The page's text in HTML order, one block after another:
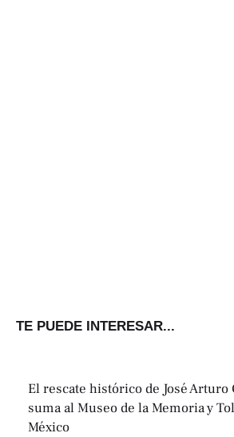
TE PUEDE INTERESAR...
El rescate histórico de José Arturo
suma al Museo de la Memoria y
México